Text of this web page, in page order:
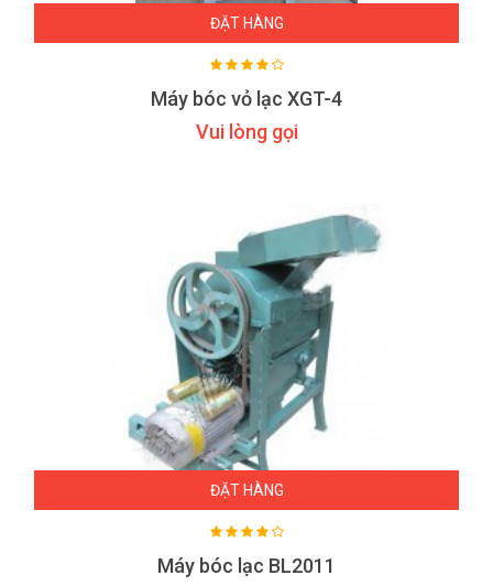
ĐẶT HÀNG
Máy bóc vỏ lạc XGT-4
Vui lòng gọi
ĐẶT HÀNG
Máy bóc lạc BL2011